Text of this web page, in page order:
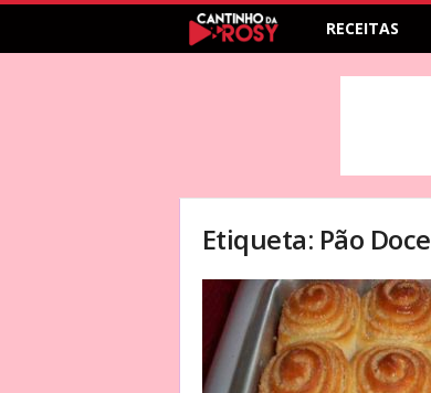
RECEITAS
Etiqueta: Pão Doce